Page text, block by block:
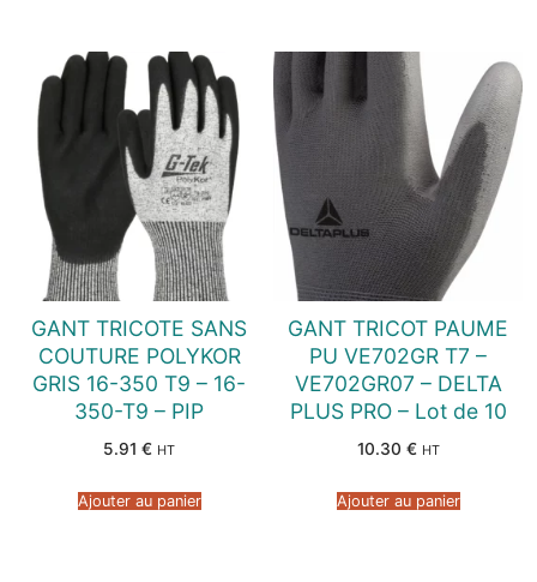
GANT TRICOTE SANS
COUTURE POLYKOR
GRIS 16-350 T9 – 16-
350-T9 – PIP
5.91 € HT
Ajouter au panier
GANT TRICOT PAUME
PU VE702GR T7 –
VE702GR07 – DELTA
PLUS PRO – Lot de 10
10.30 € HT
Ajouter au panier